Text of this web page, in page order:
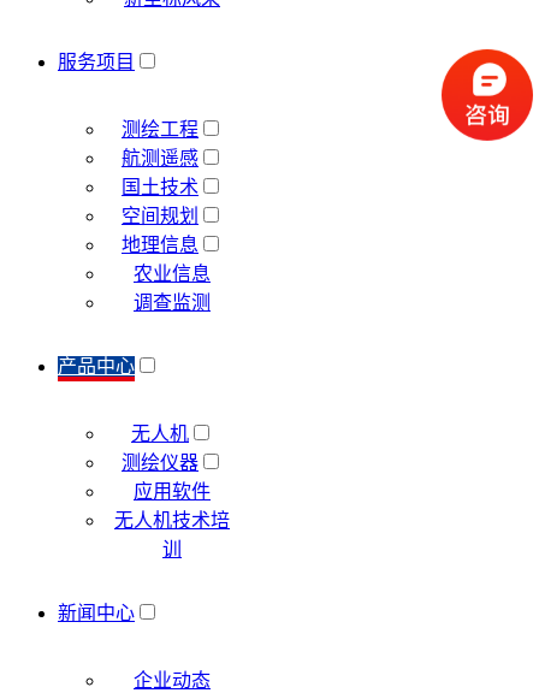
服务项目
测绘工程
航测遥感
国土技术
空间规划
地理信息
农业信息
调查监测
产品中心
无人机
测绘仪器
应用软件
无人机技术培
训
新闻中心
企业动态